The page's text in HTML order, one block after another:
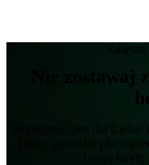
Nie zostawaj
Doradztwo jest dla
Tobie, prowizję płaci
Twoją